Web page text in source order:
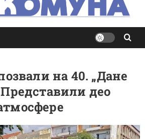
на 40. „Дане
Представили део